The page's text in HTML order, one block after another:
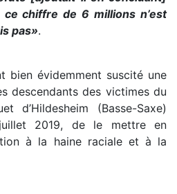
ce chiffre de 6 millions n’est
pas».
bien évidemment suscité une
descendants des victimes du
d’Hildesheim (Basse-Saxe)
2019, de le mettre en
à la haine raciale et à la